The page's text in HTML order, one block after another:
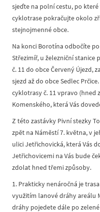
sjeďte na polní cestu, po
cyklotrase pokračujte okolo
stejnojmenné obce.
Na konci Borotína odbočíte
Střezimíř, u železniční
č. 11 do obce Červený Újezd,
sjezd až do obce Sedlec
cyklotrasy č. 11 vpravo (hned
Komenského, která Vás
Z této zastávky Pivní stezky
zpět na Náměstí 7. května, v
ulici Jetřichovická, která Vás
Jetřichovicemi na Vás bude
zdolat hned třemi způsoby.
1. Prakticky nenáročná je
využitím lanové dráhy areálu
dráhy pojedete dále po